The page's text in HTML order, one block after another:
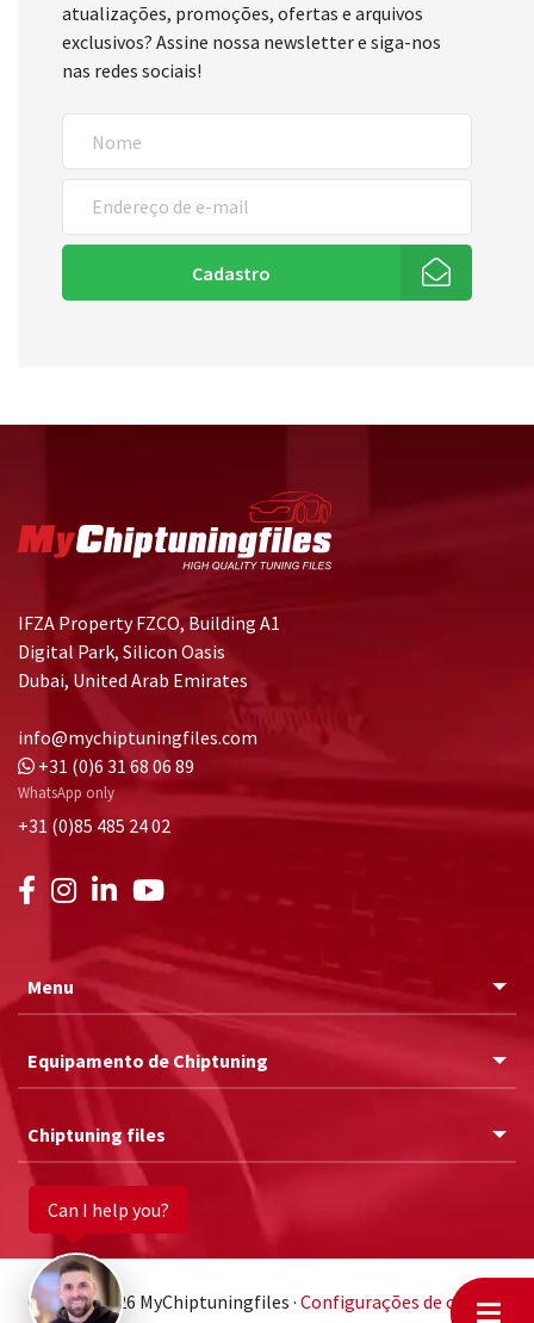
atualizações, promoções, ofertas e arquivos
exclusivos? Assine nossa newsletter e siga-nos
nas redes sociais!
Cadastro
IFZA Property FZCO, Building A1
Digital Park, Silicon Oasis
Dubai, United Arab Emirates
info@mychiptuningfiles.com
+31 (0)6 31 68 06 89
WhatsApp only
+31 (0)85 485 24 02
Menu
Equipamento de Chiptuning
Chiptuning files
© 2011 - 2026 MyChiptuningfiles · Configurações de cookies
Can I help you?